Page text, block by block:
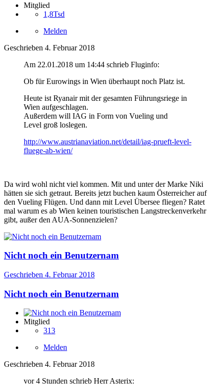
Mitglied
1,8Tsd
Melden
Geschrieben 4. Februar 2018
Am ‎22‎.‎01‎.‎2018 um 14:44 schrieb Fluginfo:
Ob für Eurowings in Wien überhaupt noch Platz ist.
Heute ist Ryanair mit der gesamten Führungsriege in
Wien aufgeschlagen.
Außerdem will IAG in Form von Vueling und
Level groß loslegen.
http://www.austrianaviation.net/detail/iag-prueft-level-
fluege-ab-wien/
Da wird wohl nicht viel kommen. Mit und unter der Marke Niki
hätten sie sich getraut. Bereits jetzt buchen kaum Österreicher auf
den Vueling Flügen. Und dann mit Level Übersee fliegen? Ratet
mal warum es ab Wien keinen touristischen Langstreckenverkehr
gibt, außer den AUA-Sonnenzielen?
Nicht noch ein Benutzernam
Geschrieben 4. Februar 2018
Nicht noch ein Benutzernam
Mitglied
313
Melden
Geschrieben 4. Februar 2018
vor 4 Stunden schrieb Herr Asterix: